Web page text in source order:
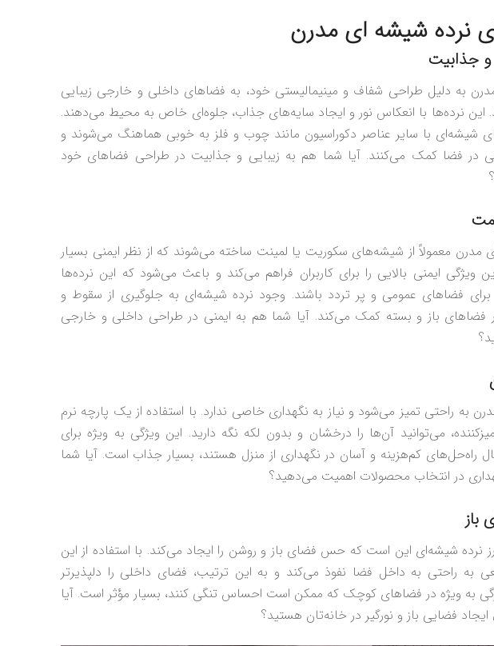
نرده شیشه‌ ای مدرن
جذابیت
به دلیل طراحی شفاف و مینیمالیستی خود، به فضاهای داخلی و خارجی زیبایی
نرده‌ها با انعکاس نور و ایجاد سایه‌های جذاب، جلوه‌ای خاص به محیط می‌دهند.
شیشه‌ای با سایر عناصر دکوراسیون مانند چوب و فلز به خوبی هماهنگ می‌شوند و
در فضا کمک می‌کنند. آیا شما هم به زیبایی و جذابیت در طراحی فضاهای خود
مدرن معمولاً از شیشه‌های سکوریت یا لمینت ساخته می‌شوند که از نظر ایمنی بسیار
ویژگی ایمنی بالایی را برای کاربران فراهم می‌کند و باعث می‌شود که این نرده‌ها
فضاهای عمومی و پر تردد باشند. وجود نرده شیشه‌ای به جلوگیری از سقوط و
فضاهای باز و بسته کمک می‌کند. آیا شما هم به ایمنی در طراحی داخلی و خارجی
به راحتی تمیز می‌شود و نیاز به نگهداری خاصی ندارد. با استفاده از یک پارچه نرم
می‌توانید آن‌ها را درخشان و بدون لکه نگه دارید. این ویژگی به ویژه برای
راه‌حل‌های کم‌هزینه و آسان در نگهداری از منزل هستند، بسیار جذاب است. آیا شما
در انتخاب محصولات اهمیت می‌دهید؟
نرده شیشه‌ای این است که حس فضای باز و روشن را ایجاد می‌کند. با استفاده از این
به راحتی به داخل فضا نفوذ می‌کند و به این ترتیب، فضای داخلی را دلپذیرتر
به ویژه در فضاهای کوچک که ممکن است احساس تنگی کنند، بسیار مؤثر است. آیا
فضایی باز و نورگیر در خانه‌تان هستید؟